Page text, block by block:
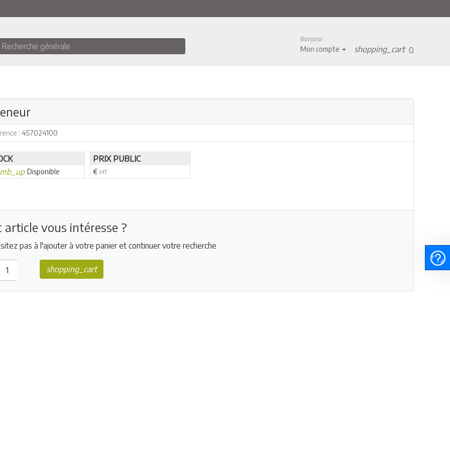
Recherche générale
Bonjour
Mon compte shopping_cart 0
: 457024100
Disponible
PRIX PUBLIC
€ HT
article vous intéresse ?
pas à l'ajouter à votre panier et continuer votre recherche
shopping_cart